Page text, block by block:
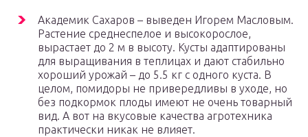
Академик Сахаров – выведен Игорем Масловым.
Растение среднеспелое и высокорослое,
вырастает до 2 м в высоту. Кусты адаптированы
для выращивания в теплицах и дают стабильно
хороший урожай – до 5.5 кг с одного куста. В
целом, помидоры не привередливы в уходе, но
без подкормок плоды имеют не очень товарный
вид. А вот на вкусовые качества агротехника
практически никак не влияет.